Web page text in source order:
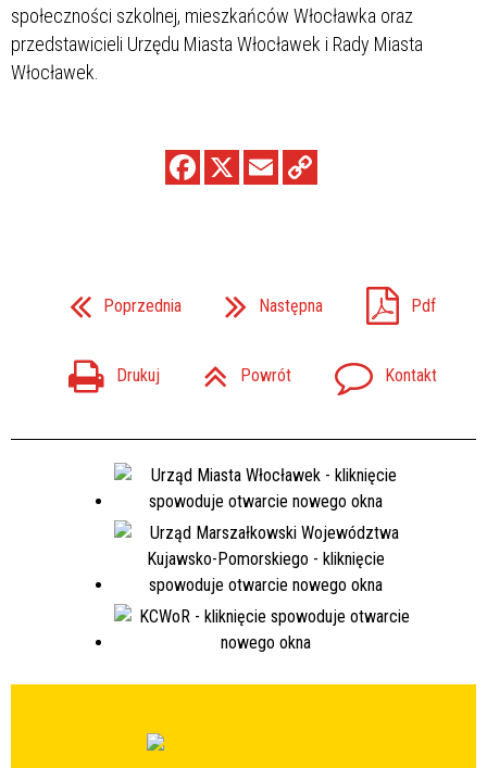
społeczności szkolnej, mieszkańców Włocławka oraz
przedstawicieli Urzędu Miasta Włocławek i Rady Miasta
Włocławek.
Poprzednia Następna Pdf
Drukuj Powrót Kontakt